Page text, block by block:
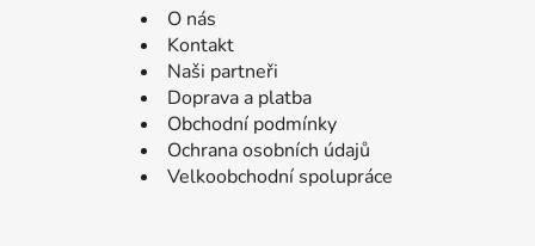
O nás
Kontakt
Naši partneři
Doprava a platba
Obchodní podmínky
Ochrana osobních údajů
Velkoobchodní spolupráce